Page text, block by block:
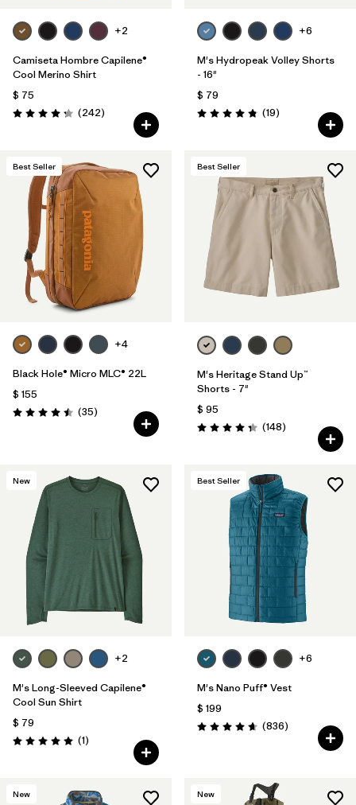
+2
Camiseta Hombre Capilene®
Cool Merino Shirt
$ 75
Valoración: 4.3 / 5
(242Comentarios
)
+6
M's Hydropeak Volley Shorts
- 16"
$ 79
Valoración: 4.8 / 5
(19Comentarios
)
Best Seller
+4
Black Hole® Micro MLC® 22L
$ 155
Valoración: 4.5 / 5
(35Comentarios
)
Best Seller
M's Heritage Stand Up™
Shorts - 7"
$ 95
Valoración: 4.4 / 5
(148Comentarios
)
New
+2
M's Long-Sleeved Capilene®
Cool Sun Shirt
$ 79
Valoración: 5.0 / 5
(1Comentarios
)
Best Seller
+6
M's Nano Puff® Vest
$ 199
Valoración: 4.7 / 5
(836Comentarios
)
New New